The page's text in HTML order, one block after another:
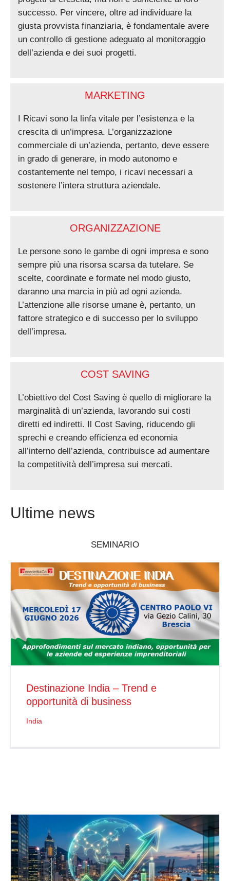
successo. Per vincere, oltre ad individuare la
giusta provvista finanziaria, è fondamentale avere
un controllo di gestione adeguato al monitoraggio
dell’azienda e dei suoi progetti.
MARKETING
I Ricavi sono la linfa vitale per l’esistenza e la
crescita di un’impresa. L’organizzazione
commerciale di un’azienda, pertanto, deve essere
in grado di generare, in modo autonomo e
costantemente nel tempo, i ricavi necessari a
sostenere l’intera struttura aziendale.
ORGANIZZAZIONE
Le persone sono le gambe di ogni impresa e sono
sempre più una risorsa scarsa da tutelare. Se
scelte, coordinate e formate nel modo giusto,
daranno una marcia in più ad ogni azienda.
L’attenzione alle risorse umane è, pertanto, un
fattore strategico e di successo per lo sviluppo
dell’impresa.
COST SAVING
L’obiettivo del Cost Saving è quello di migliorare la
marginalità di un’azienda, lavorando sui costi
diretti ed indiretti. Il Cost Saving, riducendo gli
sprechi e creando efficienza ed economia
all’interno dell’azienda, contribuisce ad aumentare
la competitività dell’impresa sui mercati.
Ultime news
SEMINARIO
Destinazione India – Trend e
opportunità di business
India